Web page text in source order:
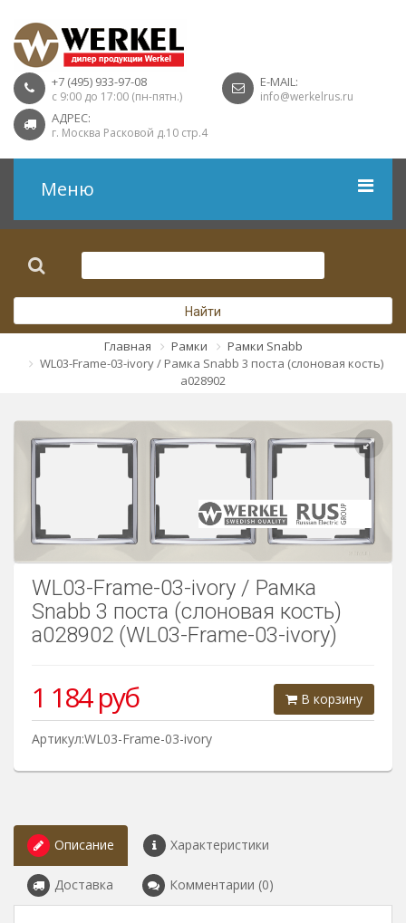
+7 (495) 933-97-08
с 9:00 до 17:00 (пн-пятн.)
E-MAIL:
info@werkelrus.ru
АДРЕС:
г. Москва Расковой д.10 стр.4
Меню
Розетки USB
Розетки ТВ
Розетки акустика
Розетки Интернет
Найти
Главная Рамки
Рамки Snabb
WL03-Frame-03-ivory / Рамка Snabb 3 поста (слоновая кость)
a028902
WL03-Frame-03-ivory / Рамка
Snabb 3 поста (слоновая кость)
a028902 (WL03-Frame-03-ivory)
В корзину
1 184руб
Артикул:WL03-Frame-03-ivory
Описание Характеристики
Доставка Комментарии (0)